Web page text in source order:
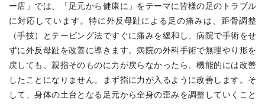
ー店」では、「足元から健康に」をテーマに皆様の足のトラブル
に対応しています。特に外反母趾による足の痛みは、距骨調整
（手技）とテーピング法ですぐに痛みを緩和し、病院で手術をせ
ずに外反母趾を改善に導きます。病院の外科手術で無理やり形を
戻しても、親指そのものに力が戻らなかったら、機能的には改善
したことになりません。まず指に力が入るように改善します。そ
して、身体の土台となる足元から全身の歪みを調整していくこと